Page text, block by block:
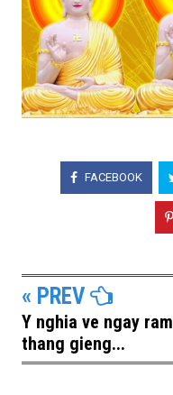
FACEBOOK
« PREV
Y nghia ve ngay ram
thang gieng...